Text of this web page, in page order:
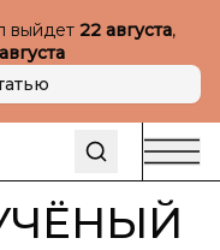
выйдет 22 августа,